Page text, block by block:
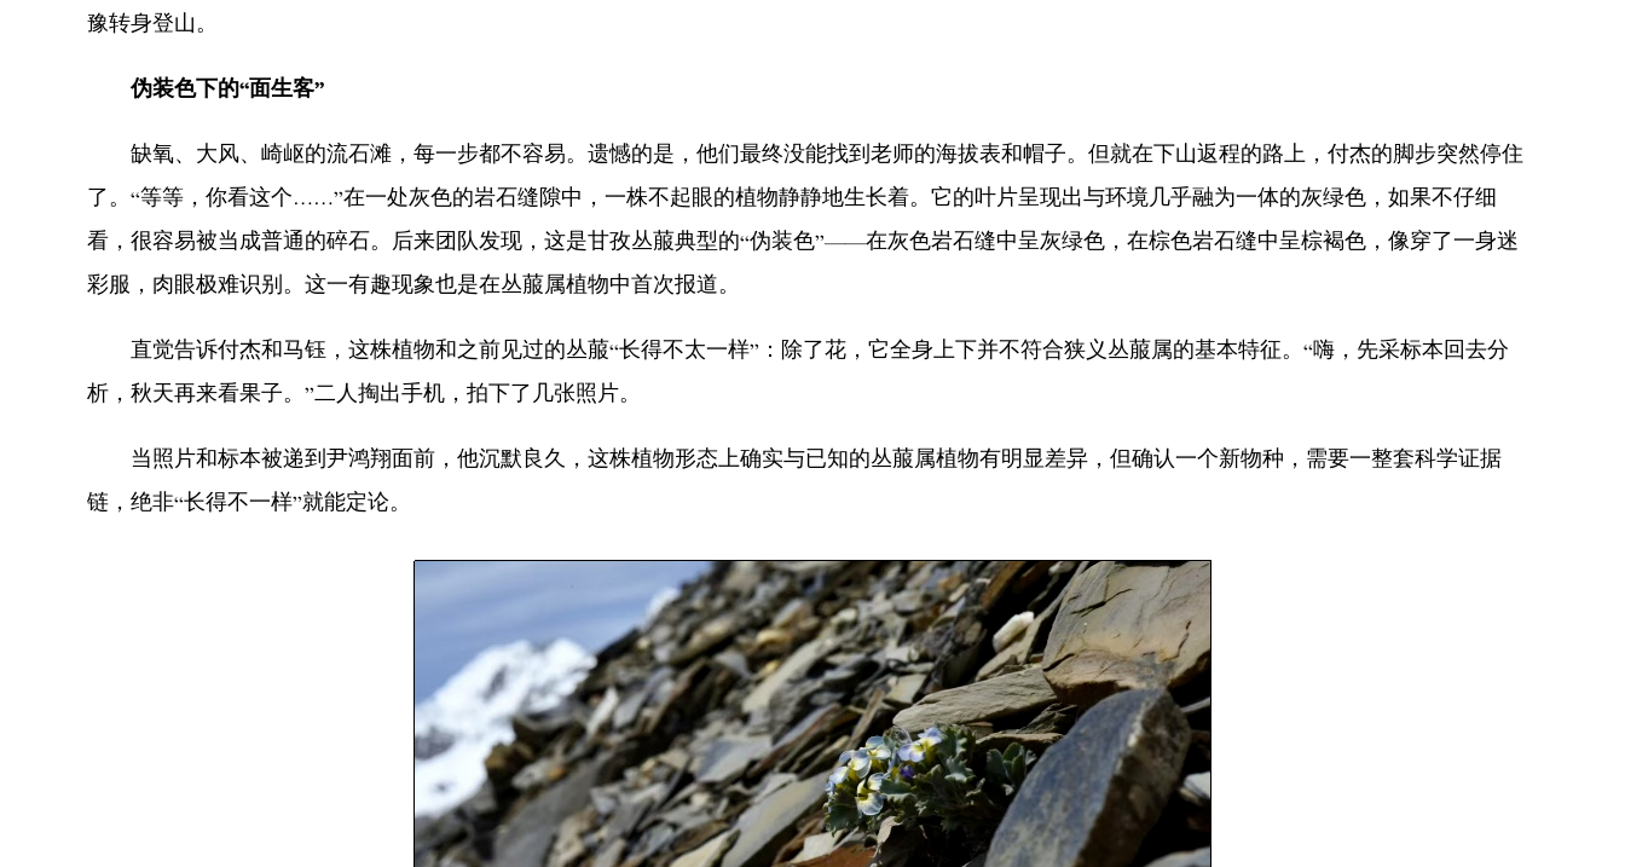
豫转身登山。
伪装色下的“面生客”
缺氧、大风、崎岖的流石滩，每一步都不容易。遗憾的是，他们最终没能找到老师的海拔表和帽子。但就在下山返程的路上，付杰的脚步突然停住
了。“等等，你看这个……”在一处灰色的岩石缝隙中，一株不起眼的植物静静地生长着。它的叶片呈现出与环境几乎融为一体的灰绿色，如果不仔细
看，很容易被当成普通的碎石。后来团队发现，这是甘孜丛菔典型的“伪装色”——在灰色岩石缝中呈灰绿色，在棕色岩石缝中呈棕褐色，像穿了一身迷
彩服，肉眼极难识别。这一有趣现象也是在丛菔属植物中首次报道。
直觉告诉付杰和马钰，这株植物和之前见过的丛菔“长得不太一样”：除了花，它全身上下并不符合狭义丛菔属的基本特征。“嗨，先采标本回去分
析，秋天再来看果子。”二人掏出手机，拍下了几张照片。
当照片和标本被递到尹鸿翔面前，他沉默良久，这株植物形态上确实与已知的丛菔属植物有明显差异，但确认一个新物种，需要一整套科学证据
链，绝非“长得不一样”就能定论。